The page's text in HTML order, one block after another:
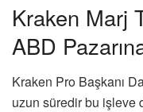
Kraken Marj
ABD
Kraken Pro Başkanı
uzun süredir bu işleve